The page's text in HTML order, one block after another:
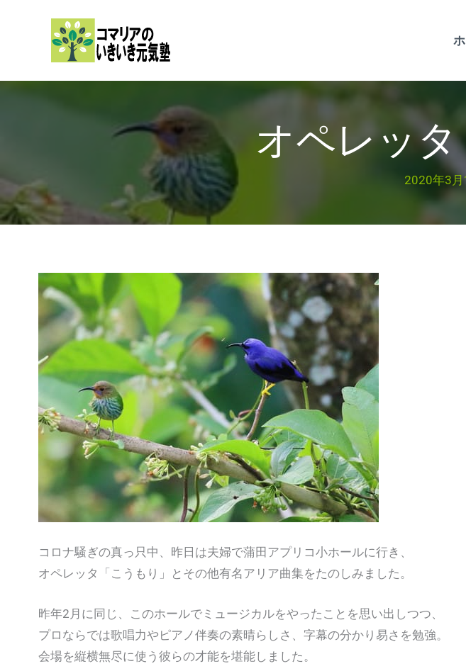
オペレッタ
2020年3
コロナ騒ぎの真っ只中、昨日は夫婦で蒲田アプリコ小ホールに行き、
オペレッタ「こうもり」とその他有名アリア曲集をたのしみました。
昨年2月に同じ、このホールでミュージカルをやったことを思い出しつつ、
プロならでは歌唱力やピアノ伴奏の素晴らしさ、字幕の分かり易さを勉強。
会場を縦横無尽に使う彼らの才能を堪能しました。